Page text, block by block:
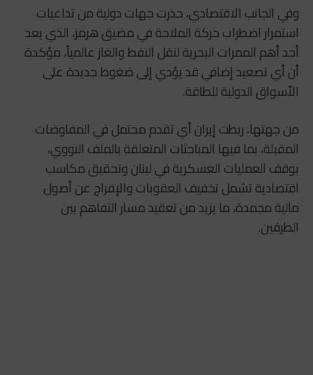
وفي الجانب الاقتصادي، حذرت جهات دولية من تداعيات
استمرار اضطراب حركة الملاحة في مضيق هرمز، الذي يعد
أحد أهم الممرات البحرية لنقل النفط والغاز عالمياً، مؤكدة
أن أي تصعيد إضافي قد يؤدي إلى ضغوط جديدة على
الأسواق الدولية للطاقة.
من جهتها، ربطت إيران أي تقدم محتمل في المفاوضات
المقبلة، بما فيها المباحثات المتعلقة بالملف النووي،
بوقف العمليات العسكرية في لبنان وتحقيق مكاسب
اقتصادية تشمل تخفيف العقوبات والإفراج عن أصول
مالية مجمدة، ما يزيد من تعقيد مسار التفاهم بين
الطرفين.